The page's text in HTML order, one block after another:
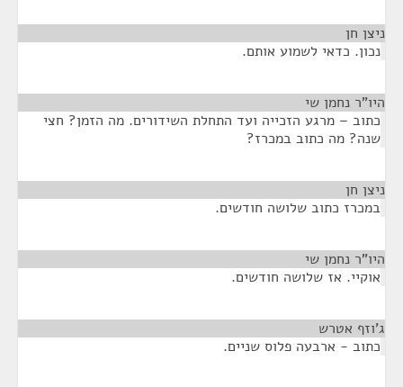
ניצן חן
נכון. כדאי לשמוע אותם.
היו"ר נחמן שי
כתוב – מרגע הזכייה ועד התחלת השידורים. מה הזמן? חצי
שנה? מה כתוב במכרז?
ניצן חן
במכרז כתוב שלושה חודשים.
היו"ר נחמן שי
אוקיי. אז שלושה חודשים.
ג'וזף אטרש
כתוב - ארבעה פלוס שניים.